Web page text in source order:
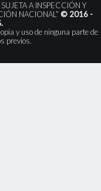
A INSPECCIÓN Y
NACIONAL” © 2016 -
y uso de ninguna parte de
previos.